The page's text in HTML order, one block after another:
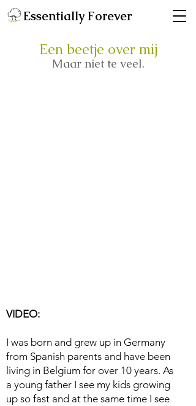
Essentially Forever
Een beetje over mij
Maar niet te veel.
VIDEO:
I was born and grew up in Germany
from Spanish parents and have been
living in Belgium for over 10 years. As
a young father I see my kids growing
up so fast and at the same time I see